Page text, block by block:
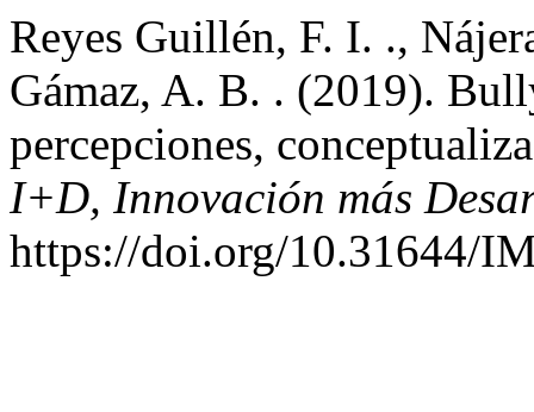
Reyes Guillén, F. I. .,
Gámaz, A. B. . (2019).
percepciones,
I+D, Innovación más
https://doi.org/10.31644/